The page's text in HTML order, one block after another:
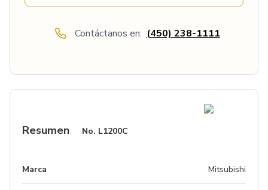
Contáctanos en: (450) 238-1111
Resumen No. L1200C
Marca Mitsubishi